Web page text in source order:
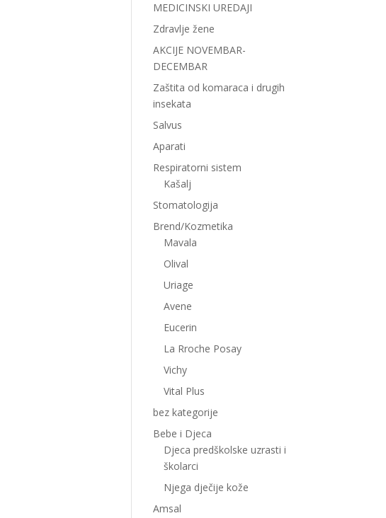
MEDICINSKI UREDAJI
Zdravlje žene
AKCIJE NOVEMBAR-
DECEMBAR
Zaštita od komaraca i drugih
insekata
Salvus
Aparati
Respiratorni sistem
Kašalj
Stomatologija
Brend/Kozmetika
Mavala
Olival
Uriage
Avene
Eucerin
La Rroche Posay
Vichy
Vital Plus
bez kategorije
Bebe i Djeca
Djeca predškolske uzrasti i
školarci
Njega dječije kože
Amsal